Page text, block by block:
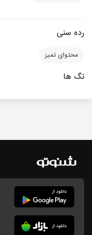
رده سنی
محتوای تمیز
تگ ها